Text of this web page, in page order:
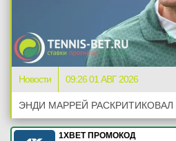
Новости 09:26 01 АВГ 2026
ЭНДИ МАРРЕЙ РАСКРИТИКОВАЛ
1XBET ПРОМОКОД